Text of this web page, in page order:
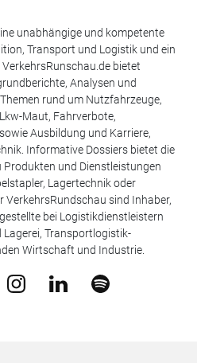
unabhängige und kompetente
Transport und Logistik und ein
bietet
Analysen und
rund um Nutzfahrzeuge,
Maut, Fahrverbote,
Ausbildung und Karriere,
Informative Dossiers bietet die
und Dienstleistungen
Lagertechnik oder
VerkehrsRundschau sind Inhaber,
bei Logistikdienstleistern
Transportlogistik-
Wirtschaft und Industrie.